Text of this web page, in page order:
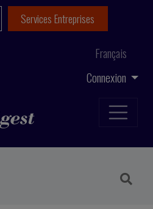
Connexion
Français
Services Entreprises